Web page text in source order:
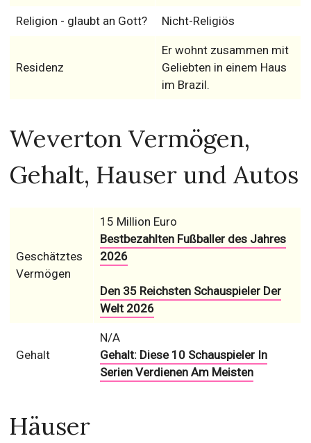
Religion - glaubt an Gott? Nicht-Religiös
Residenz
Er wohnt zusammen mit
Geliebten in einem Haus
im Brazil.
Weverton Vermögen,
Gehalt, Hauser und Autos
Geschätztes
Vermögen
15 Million Euro
Bestbezahlten Fußballer des Jahres
2026
Den 35 Reichsten Schauspieler Der
Welt 2026
Gehalt
N/A
Gehalt: Diese 10 Schauspieler In
Serien Verdienen Am Meisten
Häuser